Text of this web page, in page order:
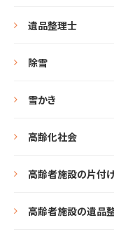
遺品整理士
除雪
雪かき
高齢化社会
高齢者施設の片付
高齢者施設の遺品